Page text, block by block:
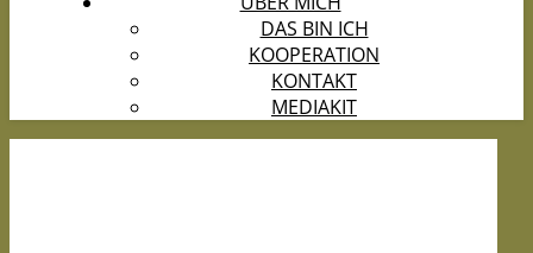
DAS BIN ICH
KOOPERATION
KONTAKT
MEDIAKIT